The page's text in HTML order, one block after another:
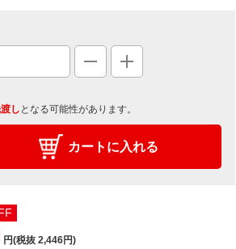
し となる可能性があります。
カートに入れる
円(税抜 2,446円)